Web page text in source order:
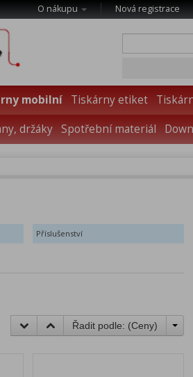
O nákupu Nová registrace
mobilní Tiskárny etiket
držáky Spotřební materiál
Příslušenství
Řadit podle: (Ceny)